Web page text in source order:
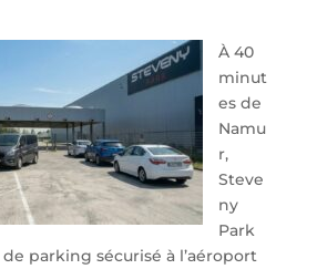
À 40
minut
es de
Namu
r,
Steve
ny
Park
parking sécurisé à l’aéroport